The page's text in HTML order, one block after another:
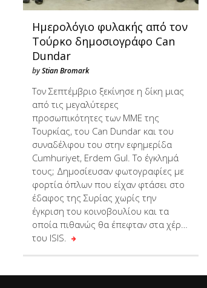
Ημερολόγιο φυλακής από τον
Τούρκο δημοσιογράφο Can
Dundar
byStian Bromark
Τον Σεπτέμβριο ξεκίνησε η δίκη μιας
από τις μεγαλύτερες
προσωπικότητες των ΜΜΕ της
Τουρκίας, του Can Dundar και του
συναδέλφου του στην εφημερίδα
Cumhuriyet, Erdem Gul. Το έγκλημά
τους; Δημοσίευσαν φωτογραφίες με
φορτία όπλων που είχαν φτάσει στο
έδαφος της Συρίας χωρίς την
έγκριση του κοινοβουλίου και τα
οποία πιθανώς θα έπεφταν στα χέρια
του ISIS.